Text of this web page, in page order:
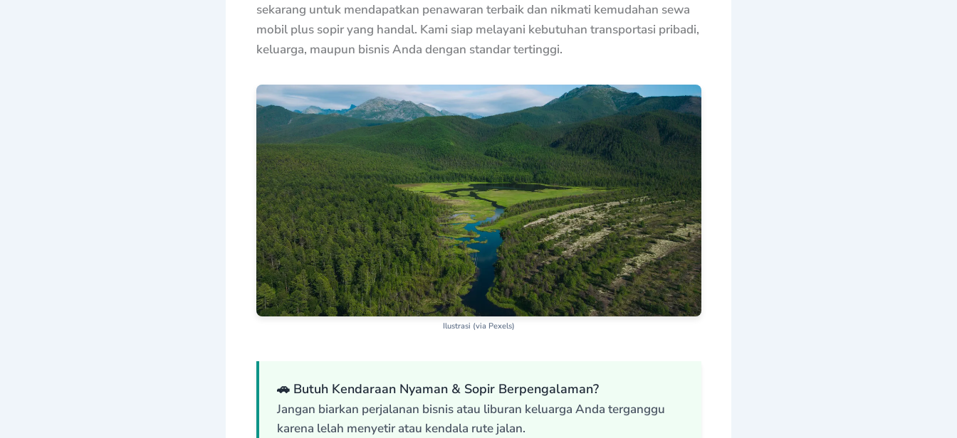
sekarang untuk mendapatkan penawaran terbaik dan nikmati kemudahan sewa
mobil plus sopir yang handal. Kami siap melayani kebutuhan transportasi pribadi,
keluarga, maupun bisnis Anda dengan standar tertinggi.
Ilustrasi (via Pexels)
🚗 Butuh Kendaraan Nyaman & Sopir Berpengalaman?
Jangan biarkan perjalanan bisnis atau liburan keluarga Anda terganggu
karena lelah menyetir atau kendala rute jalan.